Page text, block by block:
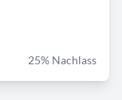
25% Nachlass